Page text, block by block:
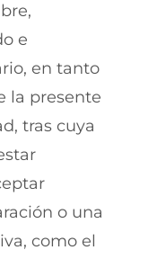
e
en tanto
la presente
tras cuya
o una
como el